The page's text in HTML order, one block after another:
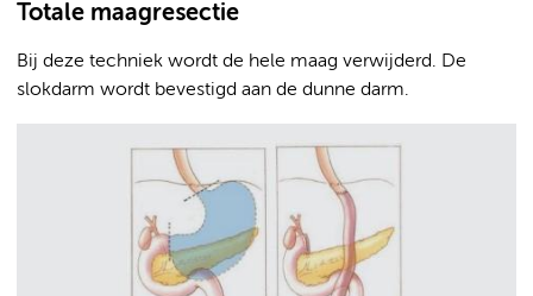
Totale maagresectie
Bij deze techniek wordt de hele maag verwijderd. De
slokdarm wordt bevestigd aan de dunne darm.